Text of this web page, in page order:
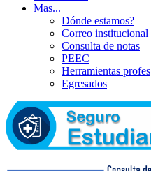
Mas...
Dónde estamos?
Correo institucional
Consulta de notas
PEEC
Herramientas profes
Egresados